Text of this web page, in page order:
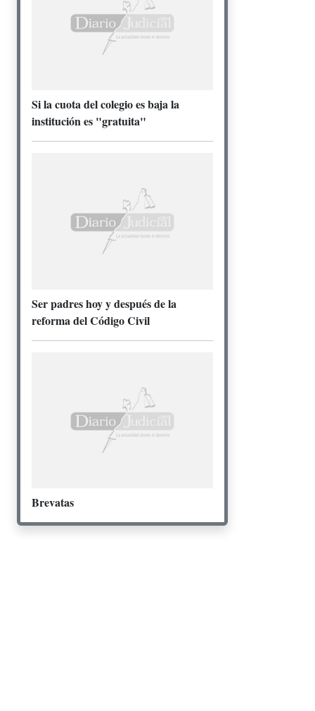
Si la cuota del colegio es baja la
institución es "gratuita"
Ser padres hoy y después de la
reforma del Código Civil
Brevatas